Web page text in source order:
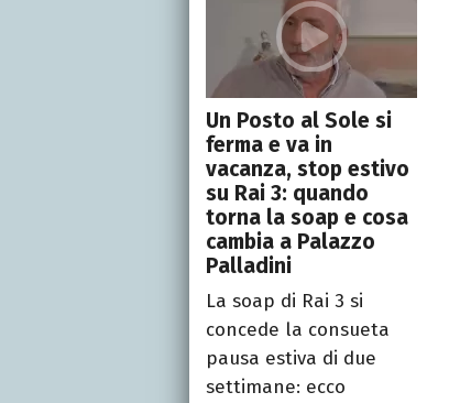
Un Posto al Sole si
ferma e va in
vacanza, stop estivo
su Rai 3: quando
torna la soap e cosa
cambia a Palazzo
Palladini
La soap di Rai 3 si
concede la consueta
pausa estiva di due
settimane: ecco